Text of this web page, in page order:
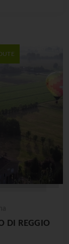
DI REGGIO